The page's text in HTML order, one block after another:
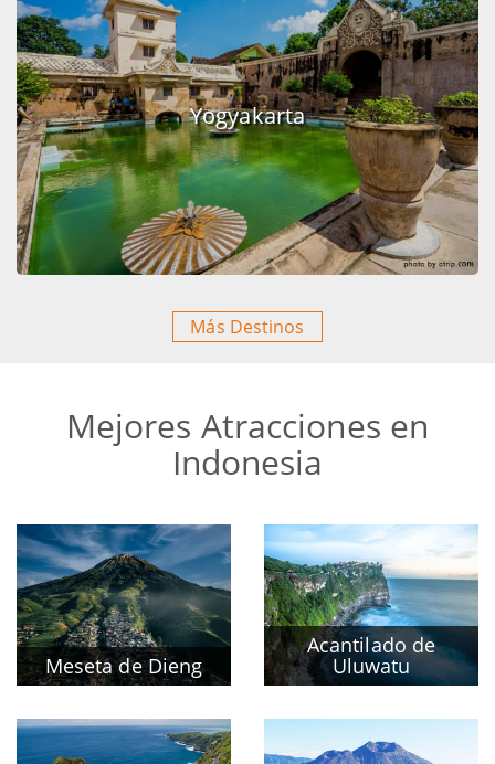
Yogyakarta
Más Destinos
Mejores Atracciones en
Indonesia
Meseta de Dieng
Acantilado de
Uluwatu